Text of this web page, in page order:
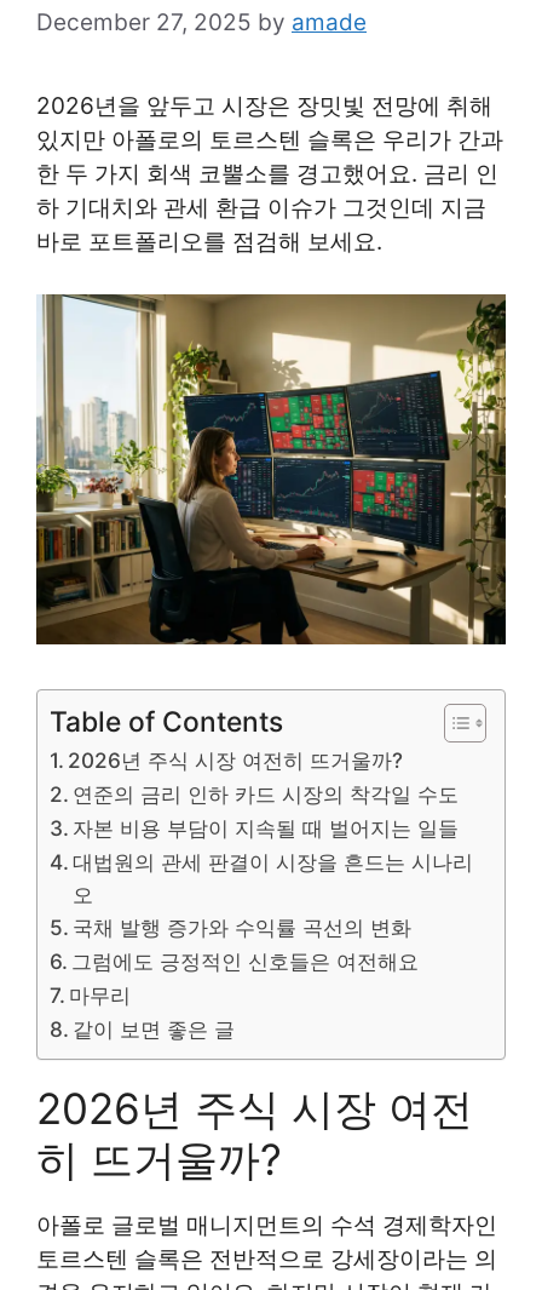
December 27, 2025 by amade
2026년을 앞두고 시장은 장밋빛 전망에 취해
있지만 아폴로의 토르스텐 슬록은 우리가 간과
한 두 가지 회색 코뿔소를 경고했어요. 금리 인
하 기대치와 관세 환급 이슈가 그것인데 지금
바로 포트폴리오를 점검해 보세요.
Table of Contents
2026년 주식 시장 여전히 뜨거울까?
연준의 금리 인하 카드 시장의 착각일 수도
자본 비용 부담이 지속될 때 벌어지는 일들
대법원의 관세 판결이 시장을 흔드는 시나리
오
국채 발행 증가와 수익률 곡선의 변화
그럼에도 긍정적인 신호들은 여전해요
마무리
같이 보면 좋은 글
2026년 주식 시장 여전
히 뜨거울까?
아폴로 글로벌 매니지먼트의 수석 경제학자인
토르스텐 슬록은 전반적으로 강세장이라는 의